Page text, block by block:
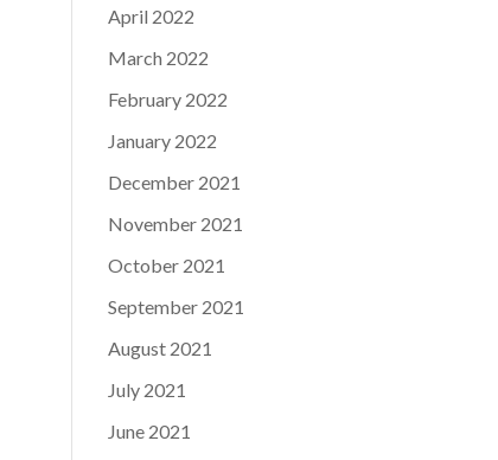
April 2022
March 2022
February 2022
January 2022
December 2021
November 2021
October 2021
September 2021
August 2021
July 2021
June 2021